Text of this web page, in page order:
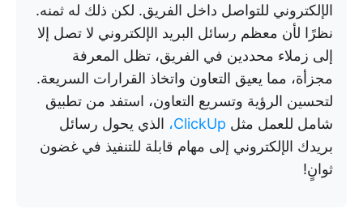
الإلكتروني للتواصل داخل الفريق. لكن ذلك له ثمنه.
نظرًا لأن معظم رسائل البريد الإلكتروني لا تصل إلا
إلى زملاء محددين في الفريق، تظل المعرفة
مجزأة، مما يعيق التعاون واتخاذ القرارات السريعة.
لتحسين الرؤية وتسريع التعاون، استفد من تطبيق
شامل للعمل مثل ClickUp،
الذي يحول رسائل
بريدك الإلكتروني إلى مهام قابلة للتنفيذ في غضون
ثوانٍ!